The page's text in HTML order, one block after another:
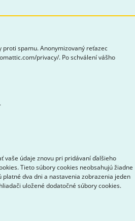
spamu. Anonymizovaný reťazec
privacy/. Po schválení vášho
vaše údaje znovu pri pridávaní ďalšieho
Tieto súbory cookies neobsahujú žiadne
dva dni a nastavenia zobrazenia jeden
uložené dodatočné súbory cookies.